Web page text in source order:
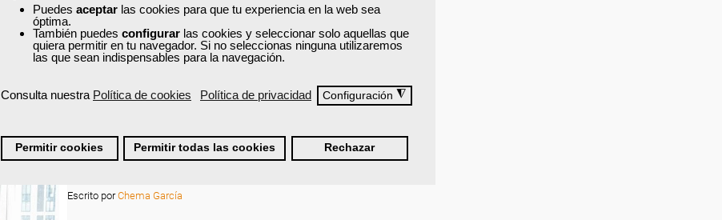
Puedes aceptar las cookies para que tu experiencia en la web sea
óptima.
También puedes configurar las cookies y seleccionar solo aquellas que
quiera permitir en tu navegador. Si no seleccionas ninguna utilizaremos
las que sean indispensables para la navegación.
Consulta nuestra Política de cookies Política de privacidad Configuración ◮
Permitir cookies Permitir todas las cookies Rechazar
Capacitación laboral: qué es, tipos y beneficios para
empresas y trabajadores
Escrito porChema García